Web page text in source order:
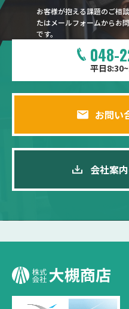
お客様が抱える課題のご相
たはメールフォームからお
です。
048-
平日
お問い
会社案